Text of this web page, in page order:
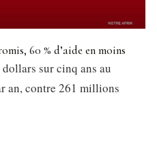
60 % d’aide en moins
sur cinq ans au
an, contre 261 millions